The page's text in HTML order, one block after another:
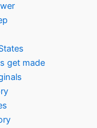
get made